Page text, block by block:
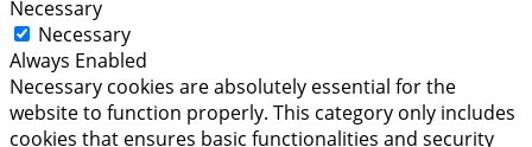
Necessary
Necessary
Always Enabled
Necessary cookies are absolutely essential for the
website to function properly. This category only includes
cookies that ensures basic functionalities and security